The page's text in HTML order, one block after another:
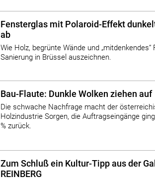
Fensterglas mit Polaroid-Effekt
ab
Wie Holz, begrünte Wände und „mitdenkendes“
Sanierung in Brüssel auszeichnen.
Bau-Flaute: Dunkle Wolken ziehen auf
Die schwache Nachfrage macht der
Holzindustrie Sorgen, die Auftragseingänge
% zurück.
Zum Schluß ein Kultur-Tipp aus der
REINBERG